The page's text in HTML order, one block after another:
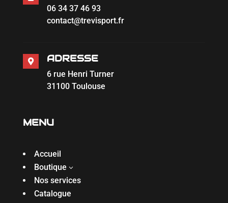
06 34 37 46 93
contact@trevisport.fr
 ADRESSE
6 rue Henri Turner
31100 Toulouse
MENU
Accueil
Boutique 3
Nos services
Catalogue